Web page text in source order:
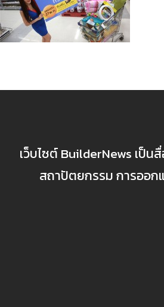
เว็บไซต์ BuilderNews เป็
สถาปัตยกรรม การออก